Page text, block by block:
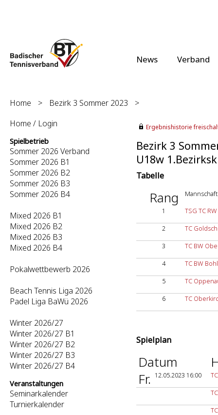
News Verband
Home > Bezirk 3 Sommer 2023
>
Home / Login
Spielbetrieb
Sommer 2026 Verband
Sommer 2026 B1
Sommer 2026 B2
Sommer 2026 B3
Sommer 2026 B4
Mixed 2026 B1
Mixed 2026 B2
Mixed 2026 B3
Mixed 2026 B4
Pokalwettbewerb 2026
Beach Tennis Liga 2026
Padel Liga BaWü 2026
Winter 2026/27
Winter 2026/27 B1
Winter 2026/27 B2
Winter 2026/27 B3
Winter 2026/27 B4
Veranstaltungen
Seminarkalender
Turnierkalender
Ergebnishistorie
Bezirk 3
U18w
Tabelle
Rang
Mannschaft
1
TSG TC
2
TC
3
TC BW
4
TC BW
5
TC
6
TC
Spielplan
Datum
Fr. 12.05.2023 16:00